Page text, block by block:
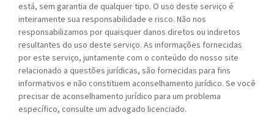
está, sem garantia de qualquer tipo. O uso deste serviço é
inteiramente sua responsabilidade e risco. Não nos
responsabilizamos por quaisquer danos diretos ou indiretos
resultantes do uso deste serviço. As informações fornecidas
por este serviço, juntamente com o conteúdo do nosso site
relacionado a questões jurídicas, são fornecidas para fins
informativos e não constituem aconselhamento jurídico. Se você
precisar de aconselhamento jurídico para um problema
específico, consulte um advogado licenciado.